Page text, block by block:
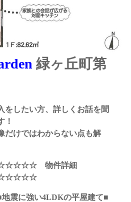
緑ヶ丘町第
したい方、詳しくお話を聞
！
だけではわからない点も解
物件詳細
の平屋建て■